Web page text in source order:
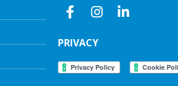
PRIVACY